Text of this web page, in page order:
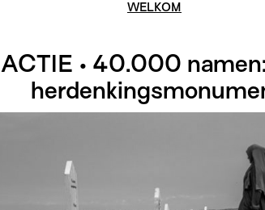
WELKOM
ACTIE • 40.000